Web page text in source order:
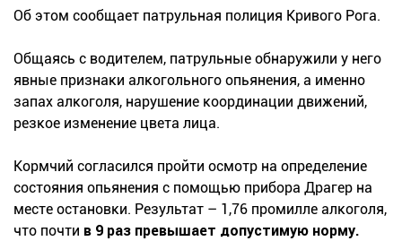
Об этом сообщает патрульная полиция Кривого Рога.
Общаясь с водителем, патрульные обнаружили у него
явные признаки алкогольного опьянения, а именно
запах алкоголя, нарушение координации движений,
резкое изменение цвета лица.
Кормчий согласился пройти осмотр на определение
состояния опьянения с помощью прибора Драгер на
месте остановки. Результат – 1,76 промилле алкоголя,
что почти в 9 раз превышает допустимую норму.